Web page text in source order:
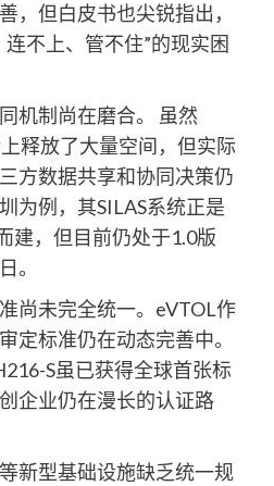
，但白皮书也尖锐指出，
不上、管不住”的现实困
机制尚在磨合。 虽然
释放了大量空间，但实际
方数据共享和协同决策仍
为例，其SILAS系统正是
建，但目前仍处于1.0版
。
尚未完全统一。eVTOL作
定标准仍在动态完善中。
S虽已获得全球首张标
企业仍在漫长的认证路
新型基础设施缺乏统一规